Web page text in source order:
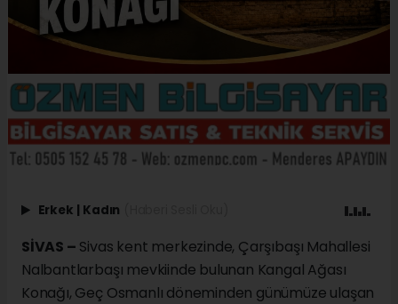
Erkek Kadın
SİVAS – Sivas kent merkezinde, Çarşıbaşı Mahallesi
Nalbantlarbaşı mevkiinde bulunan Kangal Ağası
Konağı, Geç Osmanlı döneminden günümüze ulaşan